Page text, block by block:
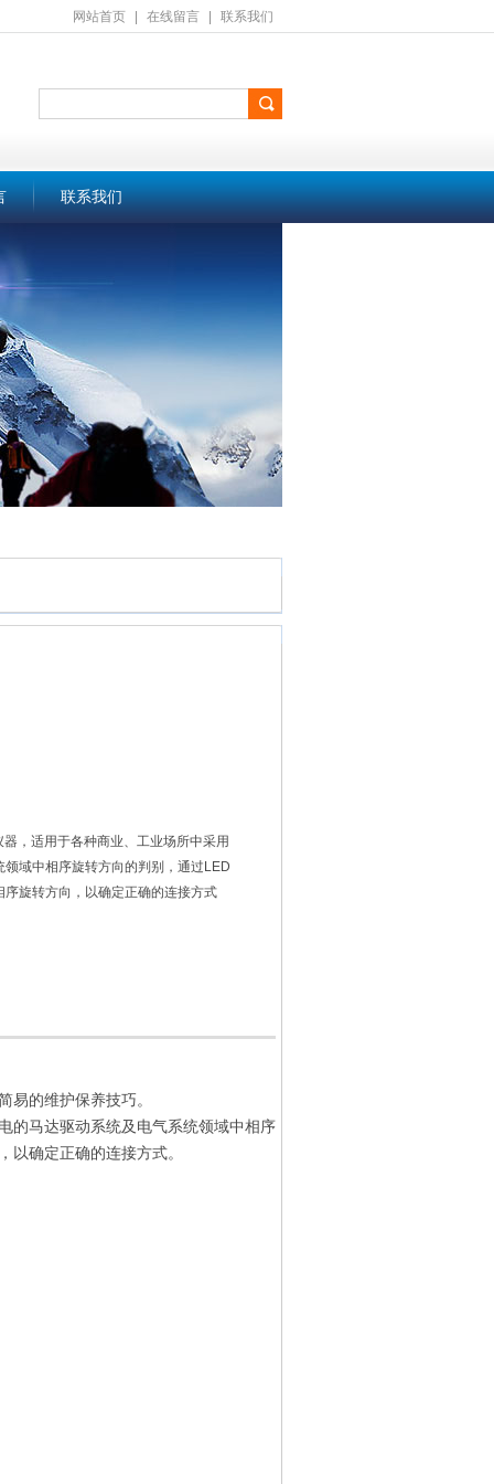
网站首页 在线留言 联系我们
联系我们
，适用于各种商业、工业场所中采用
域中相序旋转方向的判别，通过LED
旋转方向，以确定正确的连接方式
易的维护保养技巧。
的马达驱动系统及电气系统领域中相序
以确定正确的连接方式。